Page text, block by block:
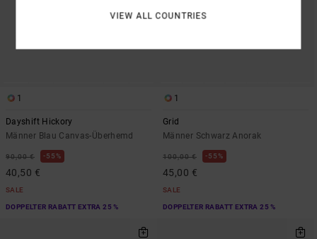
1
Dayshift Hickory
Männer Blau Canvas-Überhemd
90,00 € 55%
40,50 €
SALE
DOPPELTER RABATT EXTRA 25 %
1
Grid
Männer Schwarz Anorak
100,00 € 55%
45,00 €
SALE
DOPPELTER RABATT EXTRA 25 %
VIEW ALL COUNTRIES